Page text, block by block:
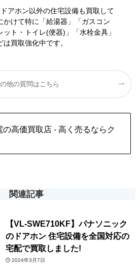
アホン以外の住宅設備も買取して
かけて特に「給湯器」「ガスコン
ット・トイレ(便器)」「水栓金具」
は買取強化中です。
他の質問はこちら
高価買取店 - 高く売るならク
関連記事
【VL-SWE710KF】パナソニック
のドアホン 住宅設備を全国対応の
宅配で買取しました!
2024年3月7日